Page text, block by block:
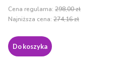
Cena regularna: 298,00 zł
Najniższa cena: 274,16 zł
Do koszyka